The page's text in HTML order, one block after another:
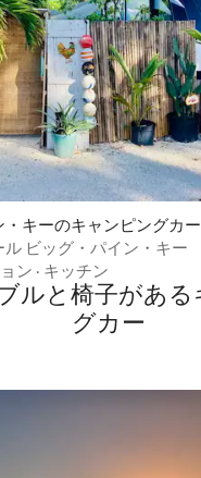
・キーのキャンピングカ
ビッグ・パイン・キー
ン · キッチン
ルと椅子があ
グカー